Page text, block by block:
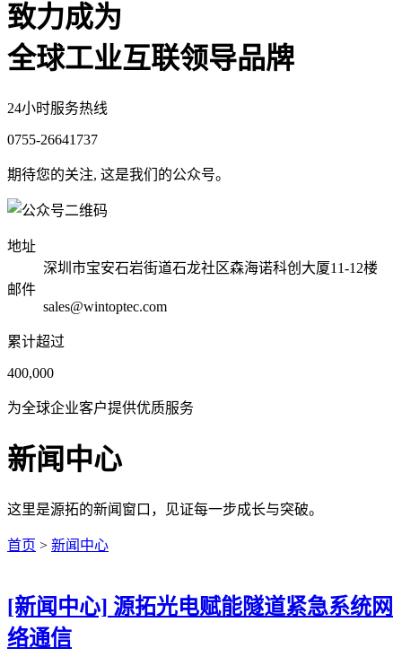
致力成为
全球工业互联领导品牌
24小时服务热线
0755-26641737
期待您的关注, 这是我们的公众号。
地址
深圳市宝安石岩街道石龙社区森海诺科创大厦11-12楼
邮件
sales@wintoptec.com
累计超过
400,000
为全球企业客户提供优质服务
新闻中心
这里是源拓的新闻窗口，见证每一步成长与突破。
首页 > 新闻中心
[新闻中心] 源拓光电赋能隧道紧急系统网
络通信